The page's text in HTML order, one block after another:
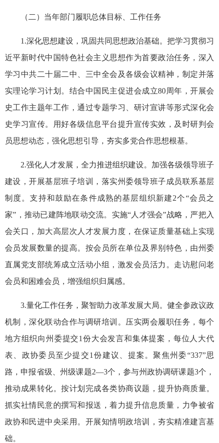
（二）当年部门履职总体目标、工作任务
1.深化思想建设，巩固共同思想政治基础。把学习贯彻习
近平新时代中国特色社会主义思想作为首要政治任务，深入
学习中共二十届二中、三中全会及各级会议精神，制定并落
实理论学习计划。结合中国民主促进会成立80周年，开展会
史工作主题年工作，通过专题学习、研讨宣讲等形式深化会
史学习宣传。用好各级信息平台提升宣传实效，及时研判会
员思想动态，强化思想引导，夯实多党合作思想根基。
2.强化人才发展，全力推进组织建设。加强各级领导班子
建设，开展基层班子培训，落实州委领导班子成员联系基层
制度。支持和鼓励在条件成熟的基层组织新建2个“会员之
家”，推动已建阵地联动交流。实施“人才强会”战略，严把入
会关口，加大高层次人才发展力度，在保证质量基础上实现
会员发展数量的提高。按会员所在单位及界别特色，由州委
直属党支部统筹成立活动小组，激发会员活力。走访慰问老
会员和困难会员，增强组织归属感。
3.量化工作任务，聚智助力改革发展大局。健全参政议政
机制，深化联动合作与调研培训。压实两会履职任务，每个
地方组织向州委提交1份大会发言和集体提案，每位人大代
表、政协委员至少提交1份建议、提案。聚焦州委“337”思
路，申报省级、州级课题2—3个，参与州政协调研课题3个，
推动成果转化。按计划完成各类协商议题，提升协商质量。
抓实社情民意的撰写和报送，着力提升信息质量，力争被省
政协和民进中央采用。开展知情明政培训，夯实精准建言基
础。